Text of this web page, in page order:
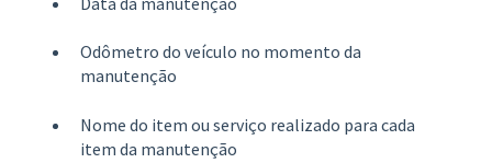
Odômetro do veículo no momento da
manutenção
Nome do item ou serviço realizado para cada
item da manutenção